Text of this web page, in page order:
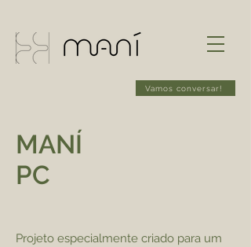
Vamos conversar!
MANÍ
PC
Projeto especialmente criado para um